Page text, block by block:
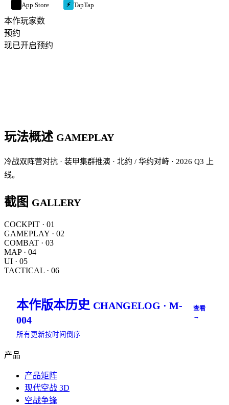
App Store ⚡ TapTap
本作玩家数
预约
现已开启预约
玩法概述 GAMEPLAY
冷战双阵营对抗 · 装甲集群推演 · 北约 / 华约对峙 · 2026 Q3 上
线。
截图 GALLERY
COCKPIT · 01
GAMEPLAY · 02
COMBAT · 03
MAP · 04
UI · 05
TACTICAL · 06
本作版本历史 CHANGELOG · M-
004
所有更新按时间倒序
查看
→
产品
产品矩阵
现代空战 3D
空战争锋